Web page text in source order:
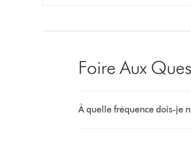
Foire Aux
À quelle fréquence dois-je